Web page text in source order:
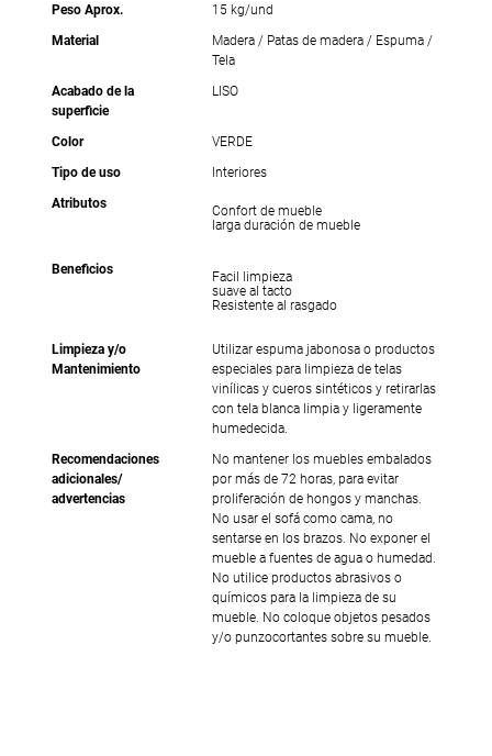
Peso Aprox.
15 kg/und
Material
Madera / Patas de madera / Espuma /
Tela
Acabado de la
superficie
LISO
Color
VERDE
Tipo de uso
Interiores
Atributos
Confort de mueble
larga duración de mueble
Beneficios
Facil limpieza
suave al tacto
Resistente al rasgado
Limpieza y/o
Mantenimiento
Utilizar espuma jabonosa o productos
especiales para limpieza de telas
vinílicas y cueros sintéticos y retirarlas
con tela blanca limpia y ligeramente
humedecida.
Recomendaciones
adicionales/
advertencias
No mantener los muebles embalados
por más de 72 horas, para evitar
proliferación de hongos y manchas.
No usar el sofá como cama, no
sentarse en los brazos. No exponer el
mueble a fuentes de agua o humedad.
No utilice productos abrasivos o
químicos para la limpieza de su
mueble. No coloque objetos pesados
y/o punzocortantes sobre su mueble.